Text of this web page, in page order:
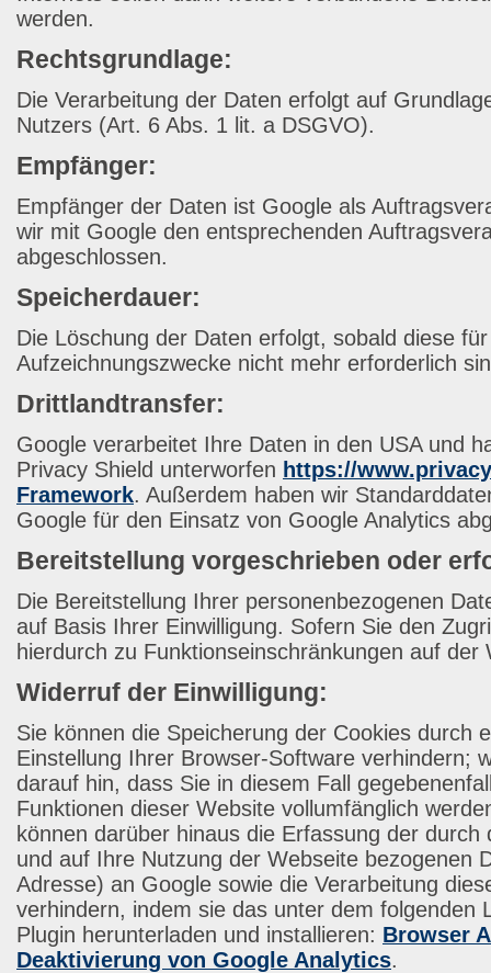
werden.
Rechtsgrundlage:
Die Verarbeitung der Daten erfolgt auf
Nutzers (Art. 6 Abs. 1 lit. a DSGVO).
Empfänger:
Empfänger der Daten ist Google als
wir mit Google den entsprechenden
abgeschlossen.
Speicherdauer:
Die Löschung der Daten erfolgt, sobald diese
Aufzeichnungszwecke nicht mehr erforderlich
Drittlandtransfer:
Google verarbeitet Ihre Daten in den USA und
Privacy Shield unterworfen https://
Framework. Außerdem haben wir
Google für den Einsatz von Google Analytics
Bereitstellung vorgeschrieben oder
Die Bereitstellung Ihrer personenbezogenen
auf Basis Ihrer Einwilligung. Sofern Sie den
hierdurch zu Funktionseinschränkungen auf der
Widerruf der Einwilligung:
Sie können die Speicherung der Cookies durch
Einstellung Ihrer Browser-Software verhindern;
darauf hin, dass Sie in diesem Fall
Funktionen dieser Website vollumfänglich
können darüber hinaus die Erfassung der durch
und auf Ihre Nutzung der Webseite bezogenen
Adresse) an Google sowie die Verarbeitung
verhindern, indem sie das unter dem folgenden
Plugin herunterladen und installieren: Browser
Deaktivierung von Google Analytics.